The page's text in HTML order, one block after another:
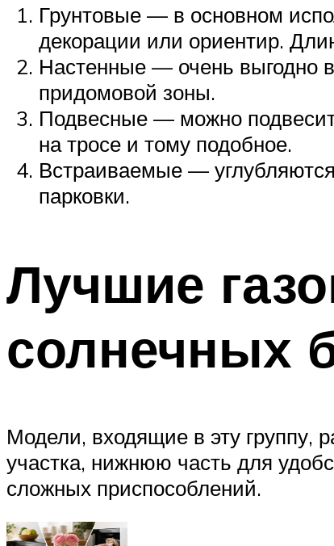
Грунтовые — в основном
декорации или ориентир.
Настенные — очень выгодно
придомовой зоны.
Подвесные — можно
на тросе и тому подобное.
Встраиваемые —
парковки.
Лучшие
солнечных
Модели, входящие в эту группу,
участка, нижнюю часть для
сложных приспособлений.